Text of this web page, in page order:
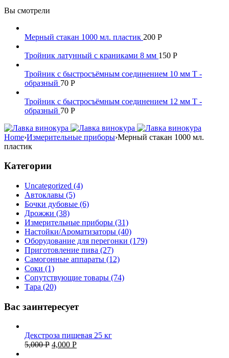
Вы смотрели
Мерный стакан 1000 мл. пластик 200 Р
Тройник латунный с краниками 8 мм 150 Р
Тройник с быстросъёмным соединением 10 мм Т -
образный 70 Р
Тройник с быстросъёмным соединением 12 мм Т -
образный 70 Р
Home›Измерительные приборы›Мерный стакан 1000 мл.
пластик
Категории
Uncategorized (4)
Автоклавы (5)
Бочки дубовые (6)
Дрожжи (38)
Измерительные приборы (31)
Настойки/Ароматизаторы (40)
Оборудование для перегонки (179)
Приготовление пива (27)
Самогонные аппараты (12)
Соки (1)
Сопутствующие товары (74)
Тара (20)
Вас заинтересует
Декстроза пищевая 25 кг
5,000Р 4,000 Р